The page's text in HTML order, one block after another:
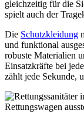
gleichzeitig für die
spielt auch der
Die Schutzkleidung
und funktional
robuste Materialien
Einsatzkräfte bei
zählt jede Sekunde,